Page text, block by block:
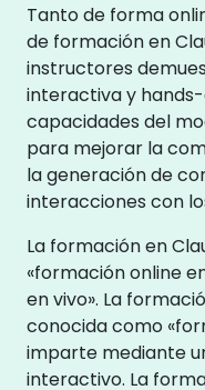
Tanto de forma
de formación en
instructores
interactiva y
capacidades del
para mejorar la
la generación de
interacciones con
La formación en
«formación online
en vivo». La
conocida como
imparte mediante
interactivo. La